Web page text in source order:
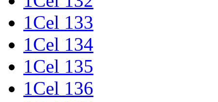
1Cel 133
1Cel 134
1Cel 135
1Cel 136